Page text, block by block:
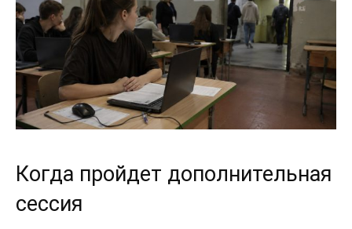
Когда пройдет дополнительная
сессия